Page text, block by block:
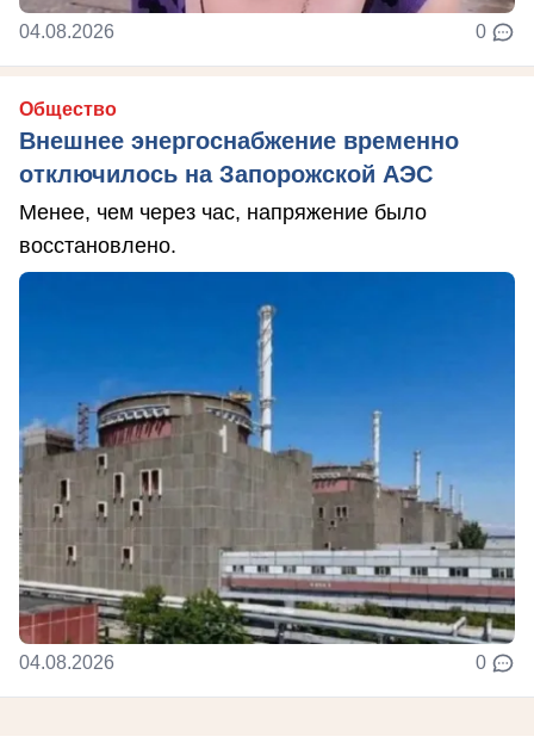
04.08.2026 0
Общество
Внешнее энергоснабжение временно
отключилось на Запорожской АЭС
Менее, чем через час, напряжение было
восстановлено.
04.08.2026 0